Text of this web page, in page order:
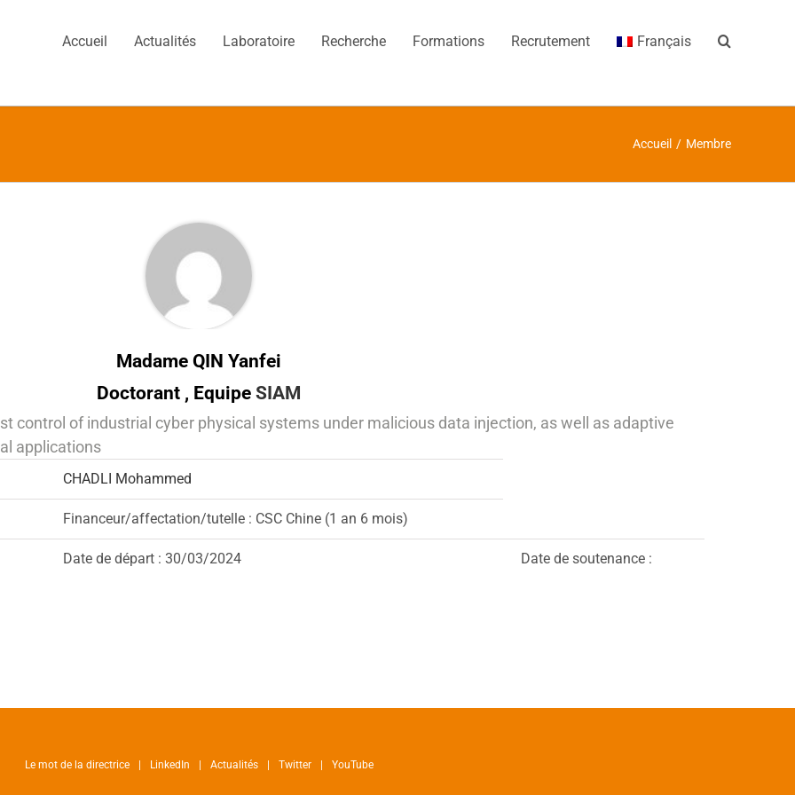
Accueil Actualités Laboratoire Recherche Formations Recrutement Français
Accueil / Membre
Madame QIN Yanfei
Doctorant , Equipe SIAM
control of industrial cyber physical systems under malicious data injection, as well as adaptive
applications
CHADLI Mohammed
Financeur/affectation/tutelle : CSC Chine (1 an 6 mois)
Date de départ : 30/03/2024 Date de soutenance :
Le mot de la directrice LinkedIn Actualités Twitter YouTube